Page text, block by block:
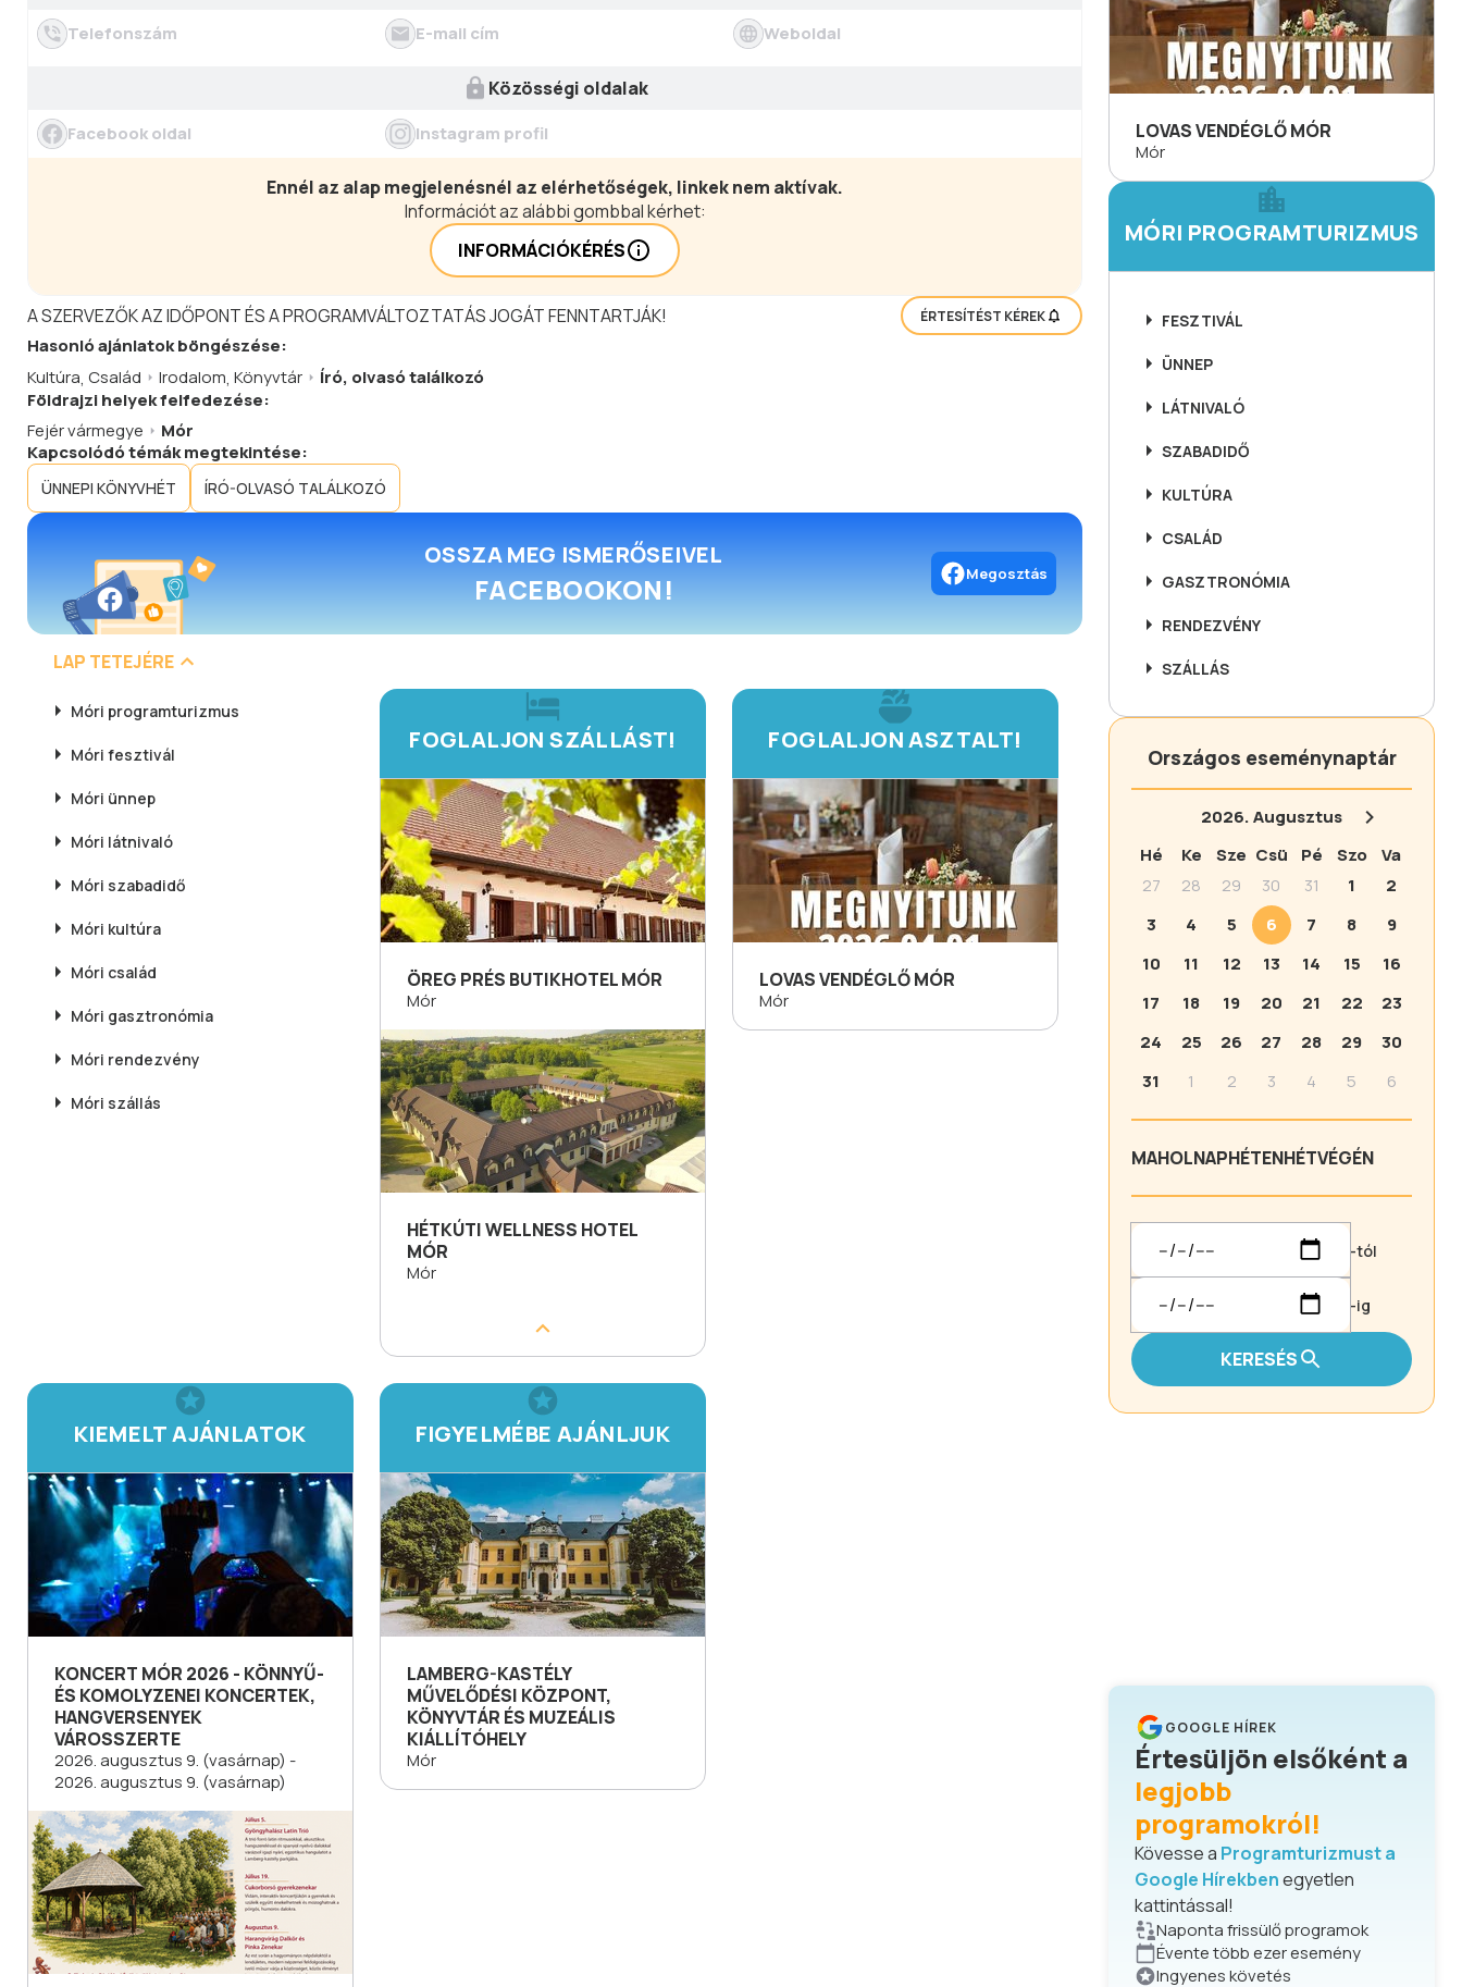
Telefonszám E-mail cím Weboldal
Közösségi oldalak
Facebook oldal Instagram profil
Ennél az alap megjelenésnél az elérhetőségek, linkek nem aktívak.
Információt az alábbi gombbal kérhet:
INFORMÁCIÓKÉRÉS
A SZERVEZŐK AZ IDŐPONT ÉS A PROGRAMVÁLTOZTATÁS JOGÁT FENNTARTJÁK! ÉRTESÍTÉST KÉREK
Hasonlóajánlatokböngészése:
Kultúra, Család Irodalom, Könyvtár
Író, olvasó találkozó
Földrajzi helyek felfedezése:
Fejér vármegye
Mór
Kapcsolódó témák megtekintése:
ÜNNEPI KÖNYVHÉT ÍRÓ-OLVASÓ TALÁLKOZÓ
OSSZA MEG ISMERŐSEIVEL
FACEBOOKON! Megosztás
LAP TETEJÉRE
Móri programturizmus
Móri fesztivál
Móri ünnep
Móri látnivaló
Móri szabadidő
Móri kultúra
Móri család
Móri gasztronómia
Móri rendezvény
Móri szállás
FOGLALJON SZÁLLÁST!
ÖREG PRÉS BUTIKHOTEL MÓR
Mór
HÉTKÚTI WELLNESS HOTEL
MÓR
Mór
FOGLALJON ASZTALT!
LOVAS VENDÉGLŐ MÓR
Mór
KIEMELT AJÁNLATOK
KONCERT MÓR 2026 - KÖNNYŰ-
ÉS KOMOLYZENEI KONCERTEK,
HANGVERSENYEK
VÁROSSZERTE
2026. augusztus 9. (vasárnap) -
2026. augusztus 9. (vasárnap)
FIGYELMÉBE AJÁNLJUK
LAMBERG-KASTÉLY
MŰVELŐDÉSI KÖZPONT,
KÖNYVTÁR ÉS MUZEÁLIS
KIÁLLÍTÓHELY
Mór
LOVAS VENDÉGLŐ MÓR
Mór
MÓRI PROGRAMTURIZMUS
FESZTIVÁL
ÜNNEP
LÁTNIVALÓ
SZABADIDŐ
KULTÚRA
CSALÁD
GASZTRONÓMIA
RENDEZVÉNY
SZÁLLÁS
Országos eseménynaptár
2026.Augusztus
Hé
Ke Sze Csü Pé Szo
Va
27
28 29 30 31 1
2
3
4 5 6 7 8
9
10
11 12 13 14 15
16
17
18 19 20 21 22
23
24
25 26 27 28 29
30
31
1 2 3 4 5 6
MAHOLNAPHÉTENHÉTVÉGÉN
-tól
-ig
KERESÉS
GOOGLE HÍREK
Értesüljön elsőként a
legjobb
programokról!
Kövesse a Programturizmust a
Google Hírekbenegyetlen
kattintással!
Naponta frissülő programok
Évente több ezer esemény
Ingyenes követés